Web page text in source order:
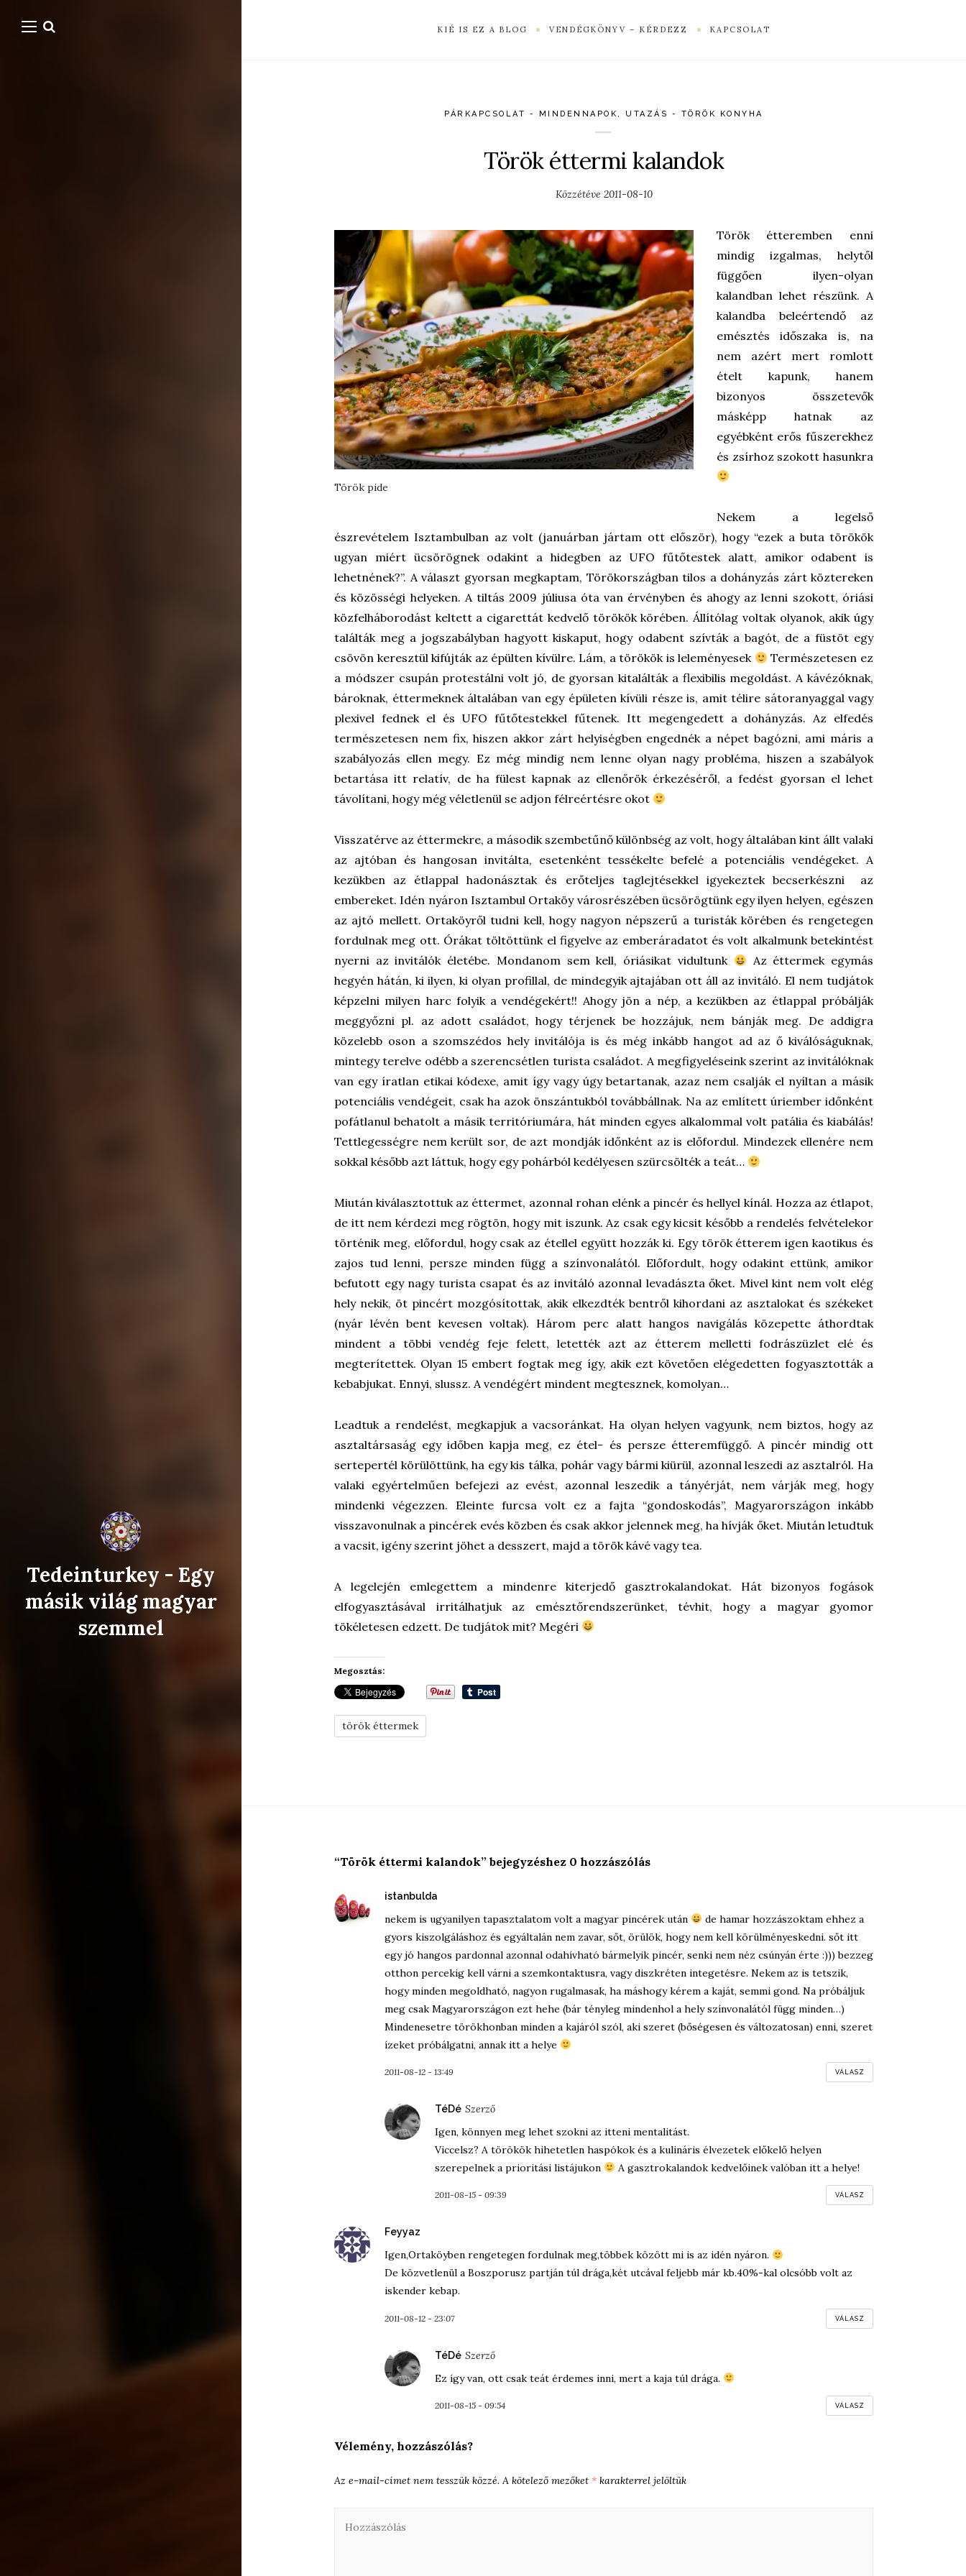
Tedeinturkey - Egy
másik világ magyar
szemmel
KIÉ IS EZ A BLOG VENDÉGKÖNYV – KÉRDEZZ KAPCSOLAT
PÁRKAPCSOLAT - MINDENNAPOK , UTAZÁS - TÖRÖK KONYHA
Török éttermi kalandok
Közzétéve 2011-08-10
Török pide
Török étteremben enni
mindig izgalmas, helytől
függően ilyen-olyan
kalandban lehet részünk. A
kalandba beleértendő az
emésztés időszaka is, na
nem azért mert romlott
ételt kapunk, hanem
bizonyos összetevők
másképp hatnak az
egyébként erős fűszerekhez
és zsírhoz szokott hasunkra
Nekem a legelső
észrevételem Isztambulban az volt (januárban jártam ott először), hogy “ezek a buta törökök
ugyan miért ücsörögnek odakint a hidegben az UFO fűtőtestek alatt, amikor odabent is
lehetnének?”. A választ gyorsan megkaptam, Törökországban tilos a dohányzás zárt köztereken
és közösségi helyeken. A tiltás 2009 júliusa óta van érvényben és ahogy az lenni szokott, óriási
közfelháborodást keltett a cigarettát kedvelő törökök körében. Állítólag voltak olyanok, akik úgy
találták meg a jogszabályban hagyott kiskaput, hogy odabent szívták a bagót, de a füstöt egy
csövön keresztül kifújták az épülten kívülre. Lám, a törökök is leleményesek
Természetesen ez
a módszer csupán protestálni volt jó, de gyorsan kitalálták a flexibilis megoldást. A kávézóknak,
bároknak, éttermeknek általában van egy épületen kívüli része is, amit télire sátoranyaggal vagy
plexivel fednek el és UFO fűtőtestekkel fűtenek. Itt megengedett a dohányzás. Az elfedés
természetesen nem fix, hiszen akkor zárt helyiségben engednék a népet bagózni, ami máris a
szabályozás ellen megy. Ez még mindig nem lenne olyan nagy probléma, hiszen a szabályok
betartása itt relatív, de ha fülest kapnak az ellenőrök érkezéséről, a fedést gyorsan el lehet
távolítani, hogy még véletlenül se adjon félreértésre okot
Visszatérve az éttermekre, a második szembetűnő különbség az volt, hogy általában kint állt valaki
az ajtóban és hangosan invitálta, esetenként tessékelte befelé a potenciális vendégeket. A
kezükben az étlappal hadonásztak és erőteljes taglejtésekkel igyekeztek becserkészni az
embereket. Idén nyáron Isztambul Ortaköy városrészében ücsörögtünk egy ilyen helyen, egészen
az ajtó mellett. Ortaköyről tudni kell, hogy nagyon népszerű a turisták körében és rengetegen
fordulnak meg ott. Órákat töltöttünk el figyelve az emberáradatot és volt alkalmunk betekintést
nyerni az invitálók életébe. Mondanom sem kell, óriásikat vidultunk
Az éttermek egymás
hegyén hátán, ki ilyen, ki olyan profillal, de mindegyik ajtajában ott áll az invitáló. El nem tudjátok
képzelni milyen harc folyik a vendégekért!! Ahogy jön a nép, a kezükben az étlappal próbálják
meggyőzni pl. az adott családot, hogy térjenek be hozzájuk, nem bánják meg. De addigra
közelebb oson a szomszédos hely invitálója is és még inkább hangot ad az ő kiválóságuknak,
mintegy terelve odébb a szerencsétlen turista családot. A megfigyeléseink szerint az invitálóknak
van egy íratlan etikai kódexe, amit így vagy úgy betartanak, azaz nem csalják el nyíltan a másik
potenciális vendégeit, csak ha azok önszántukból továbbállnak. Na az említett úriember időnként
pofátlanul behatolt a másik territóriumára, hát minden egyes alkalommal volt patália és kiabálás!
Tettlegességre nem került sor, de azt mondják időnként az is előfordul. Mindezek ellenére nem
sokkal később azt láttuk, hogy egy pohárból kedélyesen szürcsölték a teát…
Miután kiválasztottuk az éttermet, azonnal rohan elénk a pincér és hellyel kínál. Hozza az étlapot,
de itt nem kérdezi meg rögtön, hogy mit iszunk. Az csak egy kicsit később a rendelés felvételekor
történik meg, előfordul, hogy csak az étellel együtt hozzák ki. Egy török étterem igen kaotikus és
zajos tud lenni, persze minden függ a színvonalától. Előfordult, hogy odakint ettünk, amikor
befutott egy nagy turista csapat és az invitáló azonnal levadászta őket. Mivel kint nem volt elég
hely nekik, öt pincért mozgósítottak, akik elkezdték bentről kihordani az asztalokat és székeket
(nyár lévén bent kevesen voltak). Három perc alatt hangos navigálás közepette áthordtak
mindent a többi vendég feje felett, letették azt az étterem melletti fodrászüzlet elé és
megterítettek. Olyan 15 embert fogtak meg így, akik ezt követően elégedetten fogyasztották a
kebabjukat. Ennyi, slussz. A vendégért mindent megtesznek, komolyan…
Leadtuk a rendelést, megkapjuk a vacsoránkat. Ha olyan helyen vagyunk, nem biztos, hogy az
asztaltársaság egy időben kapja meg, ez étel- és persze étteremfüggő. A pincér mindig ott
sertepertél körülöttünk, ha egy kis tálka, pohár vagy bármi kiürül, azonnal leszedi az asztalról. Ha
valaki egyértelműen befejezi az evést, azonnal leszedik a tányérját, nem várják meg, hogy
mindenki végezzen. Eleinte furcsa volt ez a fajta “gondoskodás”, Magyarországon inkább
visszavonulnak a pincérek evés közben és csak akkor jelennek meg, ha hívják őket. Miután letudtuk
a vacsit, igény szerint jöhet a desszert, majd a török kávé vagy tea.
A legelején emlegettem a mindenre kiterjedő gasztrokalandokat. Hát bizonyos fogások
elfogyasztásával irritálhatjuk az emésztőrendszerünket, tévhit, hogy a magyar gyomor
tökéletesen edzett. De tudjátok mit? Megéri
Megosztás:
török éttermek
“Török éttermi kalandok” bejegyzéshez 0 hozzászólás
istanbulda
nekem is ugyanilyen tapasztalatom volt a magyar pincérek után
de hamar hozzászoktam ehhez a
gyors kiszolgáláshoz és egyáltalán nem zavar, sőt, örülök, hogy nem kell körülményeskedni. sőt itt
egy jó hangos pardonnal azonnal odahívható bármelyik pincér, senki nem néz csúnyán érte :))) bezzeg
otthon percekig kell várni a szemkontaktusra, vagy diszkréten integetésre. Nekem az is tetszik,
hogy minden megoldható, nagyon rugalmasak, ha máshogy kérem a kaját, semmi gond. Na próbáljuk
meg csak Magyarországon ezt hehe (bár tényleg mindenhol a hely színvonalától függ minden…)
Mindenesetre törökhonban minden a kajáról szól, aki szeret (bőségesen és változatosan) enni, szeret
ízeket próbálgatni, annak itt a helye
2011-08-12 - 13:49 VÁLASZ
TéDé szerint:
Igen, könnyen meg lehet szokni az itteni mentalitást.
Viccelsz? A törökök hihetetlen haspókok és a kulináris élvezetek előkelő helyen
szerepelnek a prioritási listájukon
A gasztrokalandok kedvelőinek valóban itt a helye!
2011-08-15 - 09:39 VÁLASZ
Feyyaz
Igen,Ortaköyben rengetegen fordulnak meg,többek között mi is az idén nyáron.
De közvetlenül a Boszporusz partján túl drága,két utcával feljebb már kb.40%-kal olcsóbb volt az
iskender kebap.
2011-08-12 - 23:07 VÁLASZ
TéDé szerint:
Ez így van, ott csak teát érdemes inni, mert a kaja túl drága.
2011-08-15 - 09:54 VÁLASZ
Vélemény, hozzászólás?
Az e-mail-címet nem tesszük közzé. A kötelező mezőket * karakterrel jelöltük